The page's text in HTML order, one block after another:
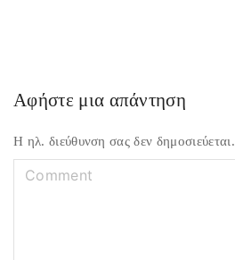
Αφήστε μια απάντηση
Η ηλ. διεύθυνση σας δεν δημοσιεύεται.